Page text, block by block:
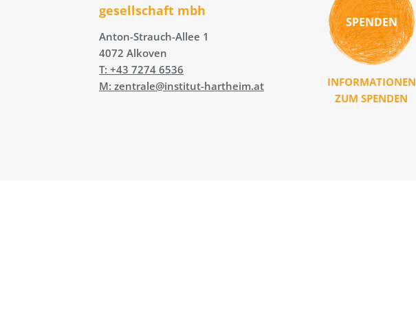
gesellschaft mbh
Anton-Strauch-Allee 1
4072 Alkoven
T: +43 7274 6536
M: zentrale@institut-hartheim.at
SPENDEN
INFORMATIONEN
ZUM SPENDEN